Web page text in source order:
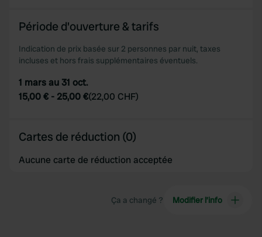
Période d'ouverture & tarifs
Indication de prix basée sur 2 personnes par nuit, taxes
incluses et hors frais supplémentaires éventuels.
1 mars au 31 oct.
15,00 € - 25,00 €(22,00 CHF)
Cartes de réduction (0)
Aucune carte de réduction acceptée
Ça a changé ? Modifier l’info